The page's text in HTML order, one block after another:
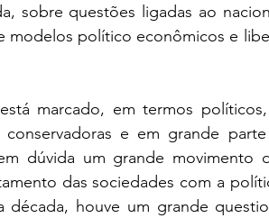
sobre questões ligadas ao
modelos político econômicos e
marcado, em termos
e em grande
dúvida um grande movimento
das sociedades com a
década, houve um grande